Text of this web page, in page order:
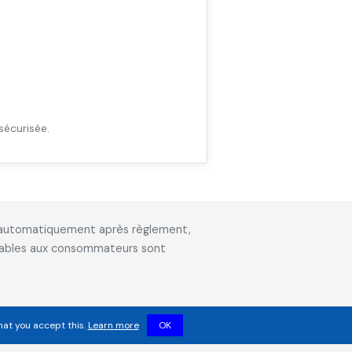
après règlement,
aux consommateurs sont
you accept this.Learn more OK